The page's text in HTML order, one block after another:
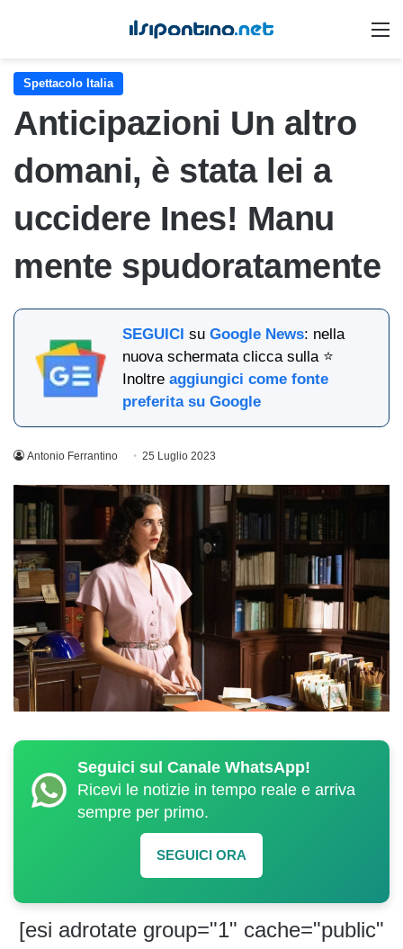
Spettacolo Italia
Anticipazioni Un altro
domani, è stata lei a
uccidere Ines! Manu
mente spudoratamente
SEGUICI suGoogle News: nella
nuova schermata clicca sulla ⭐
Inoltreaggiungici come fonte
preferita su Google
Antonio Ferrantino 25 Luglio 2023
Seguici sul Canale WhatsApp!
Ricevi le notizie in tempo reale e arriva
sempre per primo.
SEGUICI ORA
[esi adrotate group="1" cache="public"